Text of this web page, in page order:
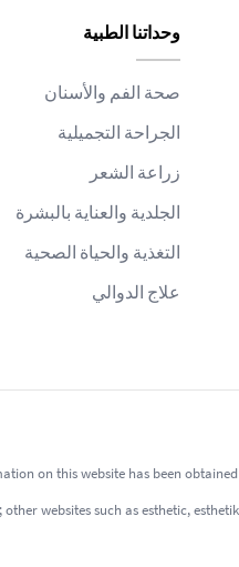
وحداتنا الطبية
صحة الفم والأسنان
الجراحة التجميلية
زراعة الشعر
الجلدية والعناية بالبشرة
التغذية والحياة الصحية
علاج الدوالي
on this website has been
websites such as esthetic,